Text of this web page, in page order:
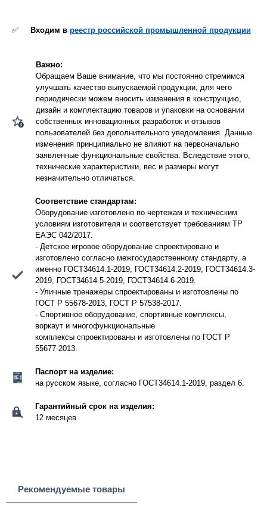
✅ Входим в реестр российской промышленной продукции
Важно:
Обращаем Ваше внимание, что мы постоянно стремимся
улучшать качество выпускаемой продукции, для чего
периодически можем вносить изменения в конструкцию,
дизайн и комплектацию товаров и упаковки на основании
собственных инновационных разработок и отзывов
пользователей без дополнительного уведомления. Данные
изменения принципиально не влияют на первоначально
заявленные функциональные свойства. Вследствие этого,
технические характеристики, вес и размеры могут
незначительно отличаться.
Соответствие стандартам:
Оборудование изготовлено по чертежам и техническим
условиям изготовителя и соответствует требованиям ТР
ЕАЭС 042/2017.
- Детское игровое оборудование спроектировано и
изготовлено согласно межгосударственному стандарту, а
именно ГОСТ34614.1-2019, ГОСТ34614.2-2019, ГОСТ34614.3-
2019, ГОСТ34614.5-2019, ГОСТ34614.6-2019.
- Уличные тренажеры спроектированы и изготовлены по
ГОСТ Р 55678-2013, ГОСТ Р 57538-2017.
- Спортивное оборудование, спортивные комплексы,
воркаут и многофункциональные
комплексы спроектированы и изготовлены по ГОСТ Р
55677-2013.
Паспорт на изделие:
на русском языке, согласно ГОСТ34614.1-2019, раздел 6.
Гарантийный срок на изделия:
12 месяцев
Рекомендуемые товары